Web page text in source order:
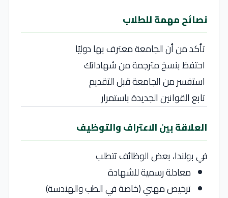
نصائح مهمة للطلاب
تأكد من أن الجامعة معترف بها دوليًا
احتفظ بنسخ مترجمة من شهاداتك
استفسر من الجامعة قبل التقديم
تابع القوانين الجديدة باستمرار
العلاقة بين الاعتراف والتوظيف
فيبولندا، بعض الوظائف تتطلب
معادلة رسمية للشهادة
ترخيص مهني (خاصة في الطب والهندسة)